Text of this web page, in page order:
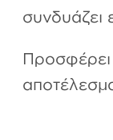
συνδυάζει
Προσφέρει